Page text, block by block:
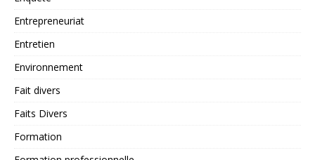
Entrepreneuriat
Entretien
Environnement
Fait divers
Faits Divers
Formation